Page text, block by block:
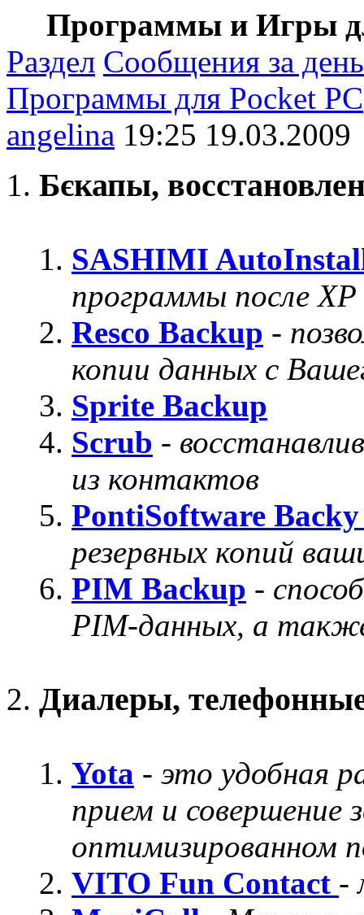
Программы и Игры
Раздел Сообщения за день
Программы для Pocket PC
angelina 19:25 19.03.2009
Бєкапы,
SASHIMI
программы после ХР
Resco Backup -
копии данных с
Sprite Backup
Scrub -
из контактов
PontiSoftware
резервных копий
PIM Backup -
PIM-данных, а
Диалеры,
Yota - это удобная
прием и совершение
оптимизированном
VITO Fun Contact -